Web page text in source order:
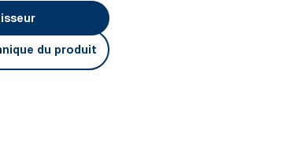
du produit